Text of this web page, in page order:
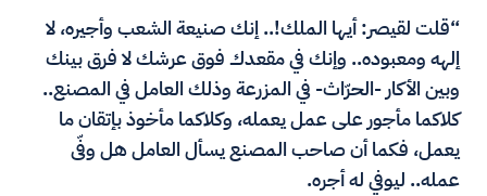
“قلت لقيصر: أيها الملك!.. إنك صنيعة الشعب وأجيره، لا
إلهه ومعبوده.. وإنك في مقعدك فوق عرشك لا فرق بينك
وبين الأكار -الحرّاث- في المزرعة وذلك العامل في المصنع..
كلاكما مأجور على عمل يعمله، وكلاكما مأخوذ بإتقان ما
يعمل، فكما أن صاحب المصنع يسأل العامل هل وفّى
عمله.. ليوفي له أجره.